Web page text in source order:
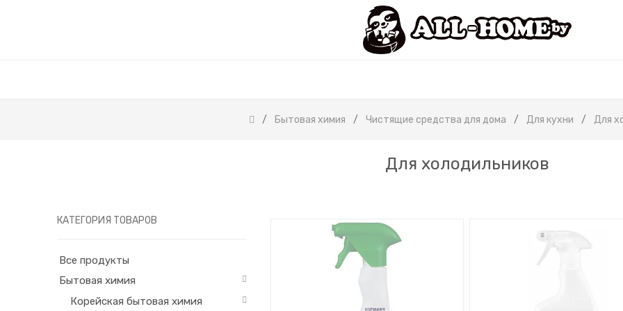
Бытовая химия Чистящие средства для дома Для кухни Для
Для холодильников
КАТЕГОРИЯ ТОВАРОВ
Все продукты
Бытовая химия
Корейская бытовая химия